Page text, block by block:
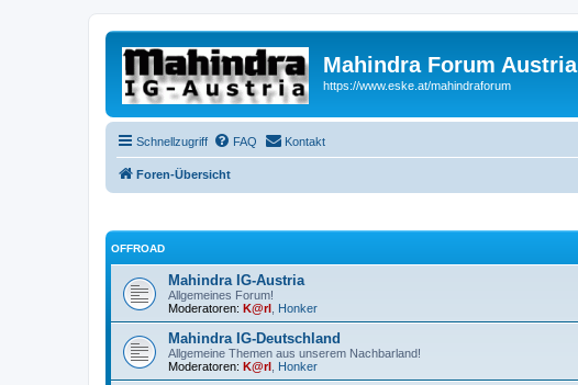
Mahindra Forum Austria
https://www.eske.at/mahindraforum
Schnellzugriff FAQ Kontakt
Foren-Übersicht
OFFROAD
Mahindra IG-Austria
Allgemeines Forum!
Moderatoren: K@rl Honker
Mahindra IG-Deutschland
Allgemeine Themen aus unserem Nachbarland!
Moderatoren: K@rl Honker